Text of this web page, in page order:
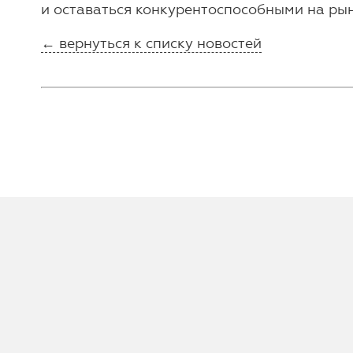
и оставаться конкурентоспособными на
← вернуться к списку новостей